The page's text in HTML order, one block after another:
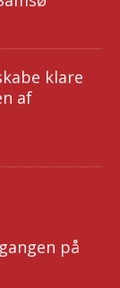
klare
af
på